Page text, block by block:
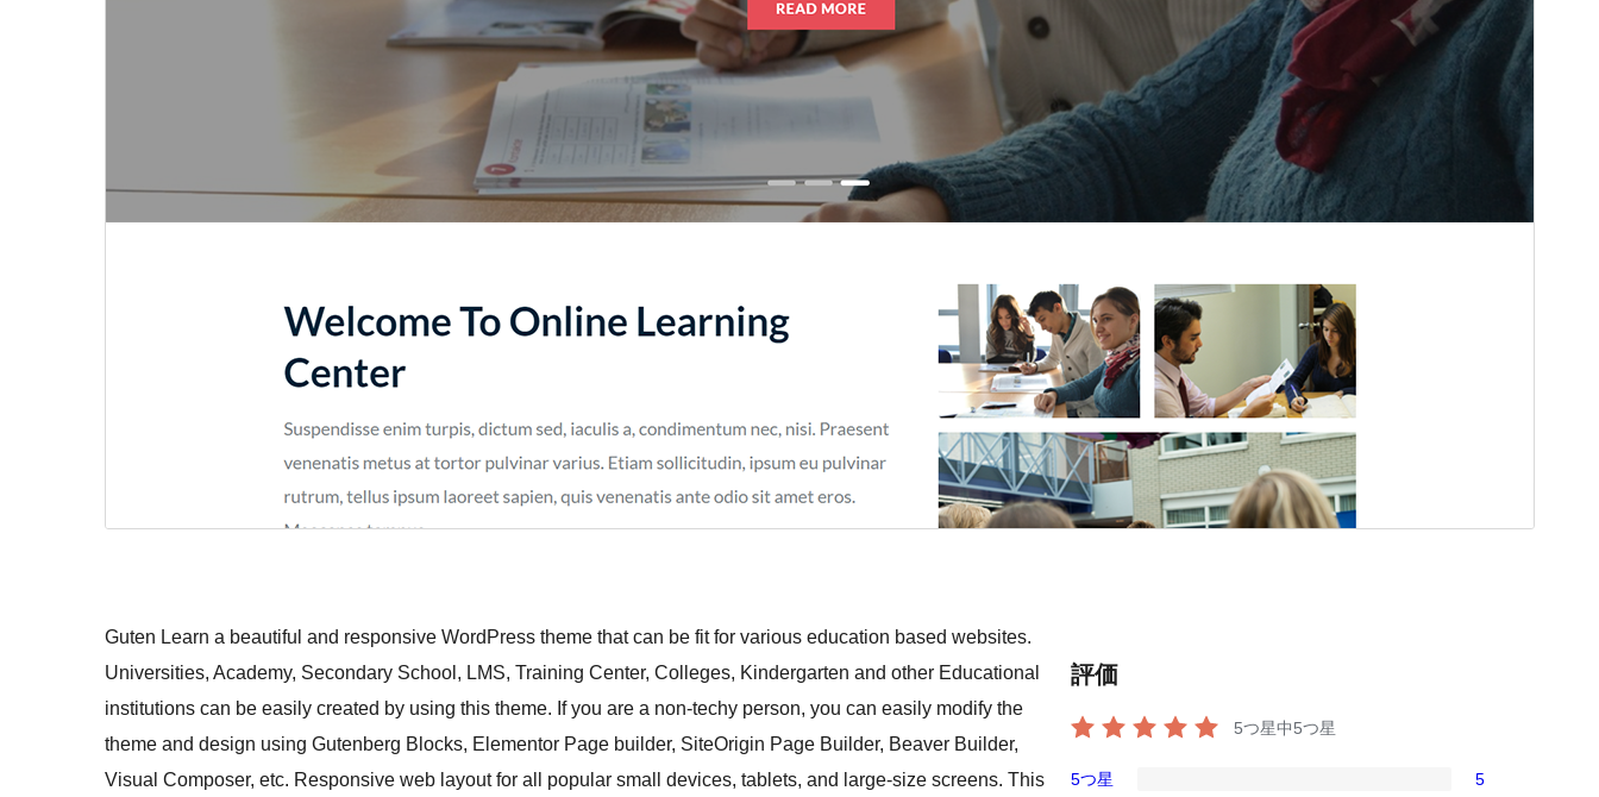
Guten Learn a beautiful and responsive WordPress theme that can be fit for various education based websites.
Universities, Academy, Secondary School, LMS, Training Center, Colleges, Kindergarten and other Educational
institutions can be easily created by using this theme. If you are a non-techy person, you can easily modify the
theme and design using Gutenberg Blocks, Elementor Page builder, SiteOrigin Page Builder, Beaver Builder,
Visual Composer, etc. Responsive web layout for all popular small devices, tablets, and large-size screens. This
評価
5つ星中5つ星
5つ星 5